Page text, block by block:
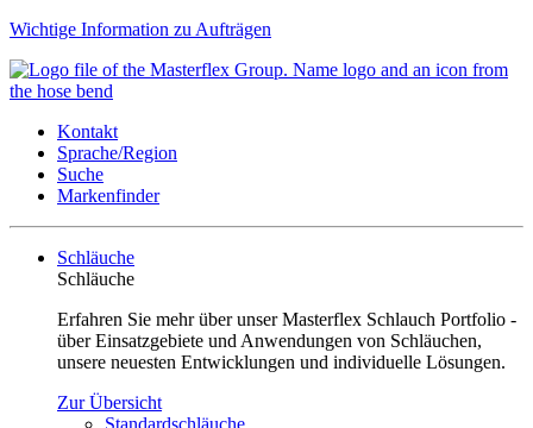
Wichtige Information zu Aufträgen
Kontakt
Sprache/Region
Suche
Markenfinder
Schläuche
Schläuche
Erfahren Sie mehr über unser Masterflex Schlauch Portfolio -
über Einsatzgebiete und Anwendungen von Schläuchen,
unsere neuesten Entwicklungen und individuelle Lösungen.
Zur Übersicht
Standardschläuche